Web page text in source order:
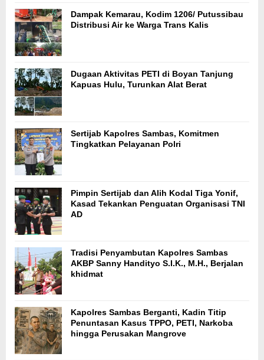
Dampak Kemarau, Kodim 1206/ Putussibau
Distribusi Air ke Warga Trans Kalis
Dugaan Aktivitas PETI di Boyan Tanjung
Kapuas Hulu, Turunkan Alat Berat
Sertijab Kapolres Sambas, Komitmen
Tingkatkan Pelayanan Polri
Pimpin Sertijab dan Alih Kodal Tiga Yonif,
Kasad Tekankan Penguatan Organisasi TNI
AD
Tradisi Penyambutan Kapolres Sambas
AKBP Sanny Handityo S.I.K., M.H., Berjalan
khidmat
Kapolres Sambas Berganti, Kadin Titip
Penuntasan Kasus TPPO, PETI, Narkoba
hingga Perusakan Mangrove